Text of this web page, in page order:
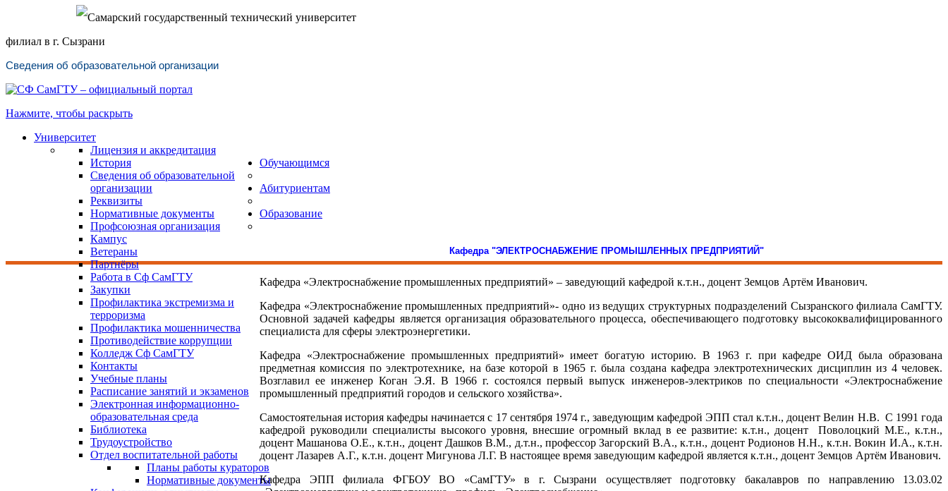
Самарский государственный технический университет
филиал в г. Сызрани
Сведения об образовательной организации
Нажмите, чтобы раскрыть
Университет
Лицензия и аккредитация
История
Сведения об образовательной
организации
Реквизиты
Нормативные документы
Профсоюзная организация
Кампус
Ветераны
Партнёры
Работа в Сф СамГТУ
Закупки
Профилактика экстремизма и
терроризма
Профилактика мошенничества
Противодействие коррупции
Колледж Сф СамГТУ
Контакты
Обучающимся
Учебные планы
Расписание занятий и экзаменов
Электронная информационно-
образовательная среда
Библиотека
Трудоустройство
Отдел воспитательной работы
Планы работы кураторов
Нормативные документы
Абитуриентам
Образование
Кафедра "ЭЛЕКТРОСНАБЖЕНИЕ ПРОМЫШЛЕННЫХ ПРЕДПРИЯТИЙ"
Кафедра «Электроснабжение промышленных предприятий» – заведующий кафедрой к.т.н., доцент Земцов Артём Иванович.
Кафедра «Электроснабжение промышленных предприятий»- одно из ведущих структурных подразделений Сызранского филиала СамГТУ.
Основной задачей кафедры является организация образовательного процесса, обеспечивающего подготовку высококвалифицированного
специалиста для сферы электроэнергетики.
Кафедра «Электроснабжение промышленных предприятий» имеет богатую историю. В 1963 г. при кафедре ОИД была образована
предметная комиссия по электротехнике, на базе которой в 1965 г. была создана кафедра электротехнических дисциплин из 4 человек.
Возглавил ее инженер Коган Э.Я. В 1966 г. состоялся первый выпуск инженеров-электриков по специальности «Электроснабжение
промышленный предприятий городов и сельского хозяйства».
Самостоятельная история кафедры начинается с 17 сентября 1974 г., заведующим кафедрой ЭПП стал к.т.н., доцент Велин Н.В. С 1991 года
кафедрой руководили специалисты высокого уровня, внесшие огромный вклад в ее развитие: к.т.н., доцент
Поволоцкий М.Е., к.т.н.,
доцент Машанова О.Е., к.т.н., доцент Дашков В.М., д.т.н., профессор Загорский В.А., к.т.н., доцент Родионов Н.Н., к.т.н. Вокин И.А., к.т.н.
доцент Лазарев А.Г., к.т.н. доцент Мигунова Л.Г. В настоящее время заведующим кафедрой является к.т.н., доцент Земцов Артём Иванович.
Кафедра ЭПП филиала ФГБОУ ВО «СамГТУ» в г. Сызрани осуществляет подготовку бакалавров по направлению 13.03.02